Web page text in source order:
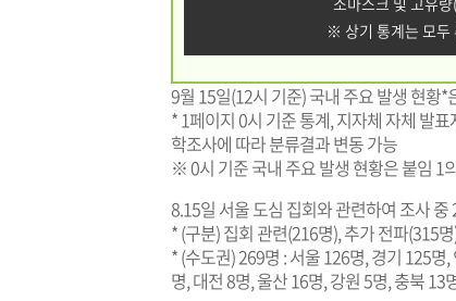
※ 상기 통계는 모두
9월 15일(12시 기준) 국내 주요 발생 현황*
* 1페이지 0시 기준 통계, 지자체 자체 발
학조사에 따라 분류결과 변동 가능
※ 0시 기준 국내 주요 발생 현황은 붙임 1
8.15일 서울 도심 집회와 관련하여 조사
* (구분) 집회 관련(216명), 추가 전파(315
* (수도권) 269명 : 서울 126명, 경기 125
명, 대전 8명, 울산 16명, 강원 5명, 충북